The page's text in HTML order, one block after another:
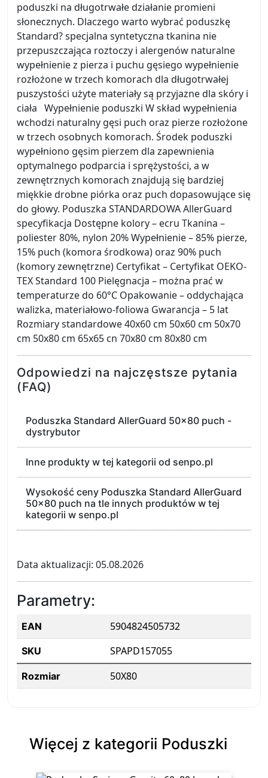
poduszki na długotrwałe działanie promieni
słonecznych. Dlaczego warto wybrać poduszkę
Standard? specjalna syntetyczna tkanina nie
przepuszczająca roztoczy i alergenów naturalne
wypełnienie z pierza i puchu gęsiego wypełnienie
rozłożone w trzech komorach dla długotrwałej
puszystości użyte materiały są przyjazne dla skóry i
ciała Wypełnienie poduszki W skład wypełnienia
wchodzi naturalny gęsi puch oraz pierze rozłożone
w trzech osobnych komorach. Środek poduszki
wypełniono gęsim pierzem dla zapewnienia
optymalnego podparcia i sprężystości, a w
zewnętrznych komorach znajdują się bardziej
miękkie drobne piórka oraz puch dopasowujące się
do głowy. Poduszka STANDARDOWA AllerGuard
specyfikacja Dostępne kolory – ecru Tkanina –
poliester 80%, nylon 20% Wypełnienie – 85% pierze,
15% puch (komora środkowa) oraz 90% puch
(komory zewnętrzne) Certyfikat – Certyfikat OEKO-
TEX Standard 100 Pielęgnacja – można prać w
temperaturze do 60°C Opakowanie – oddychająca
walizka, materiałowo-foliowa Gwarancja – 5 lat
Rozmiary standardowe 40x60 cm 50x60 cm 50x70
cm 50x80 cm 65x65 cn 70x80 cm 80x80 cm
Odpowiedzi na najczęstsze pytania
(FAQ)
Poduszka Standard AllerGuard 50x80 puch -
dystrybutor
Inne produkty w tej kategorii od senpo.pl
Wysokość ceny Poduszka Standard AllerGuard
50x80 puch na tle innych produktów w tej
kategorii w senpo.pl
Data aktualizacji: 05.08.2026
Parametry:
EAN 5904824505732
SKU SPAPD157055
Rozmiar 50X80
Więcej z kategorii Poduszki